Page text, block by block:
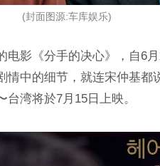
(封面图源:车库娱乐)
电影《分手的决心》，自6
情中的细节，就连宋仲基都
湾将於7月15日上映。